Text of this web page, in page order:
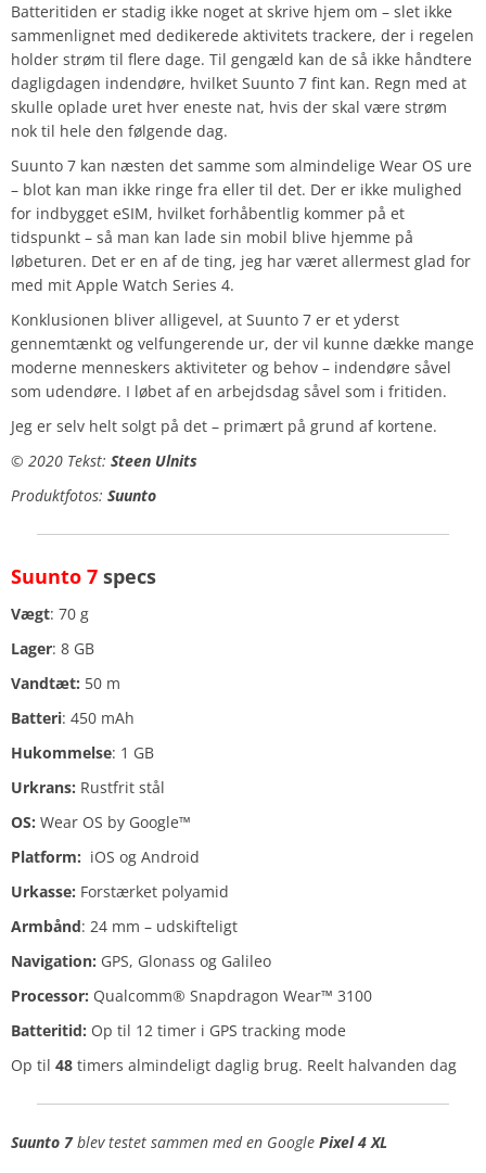
Batteritiden er stadig ikke noget at skrive hjem om – slet ikke
sammenlignet med dedikerede aktivitets trackere, der i regelen
holder strøm til flere dage. Til gengæld kan de så ikke håndtere
dagligdagen indendøre, hvilket Suunto 7 fint kan. Regn med at
skulle oplade uret hver eneste nat, hvis der skal være strøm
nok til hele den følgende dag.
Suunto 7 kan næsten det samme som almindelige Wear OS ure
– blot kan man ikke ringe fra eller til det. Der er ikke mulighed
for indbygget eSIM, hvilket forhåbentlig kommer på et
tidspunkt – så man kan lade sin mobil blive hjemme på
løbeturen. Det er en af de ting, jeg har været allermest glad for
med mit Apple Watch Series 4.
Konklusionen bliver alligevel, at Suunto 7 er et yderst
gennemtænkt og velfungerende ur, der vil kunne dække mange
moderne menneskers aktiviteter og behov – indendøre såvel
som udendøre. I løbet af en arbejdsdag såvel som i fritiden.
Jeg er selv helt solgt på det – primært på grund af kortene.
© 2020 Tekst: Steen Ulnits
Produktfotos: Suunto
Suunto 7 specs
Vægt: 70 g
Lager: 8 GB
Vandtæt: 50 m
Batteri: 450 mAh
Hukommelse: 1 GB
Urkrans: Rustfrit stål
OS: Wear OS​ by Google™
Platform: iOS og Android
Urkasse: Forstærket polyamid​
Armbånd: 24 mm – udskifteligt
Navigation: GPS, Glonass og Galileo
Processor: Qualcomm® Snapdragon Wear™ 3100
Batteritid: Op til 12 timer i GPS tracking mode
Op til 48 timers almindeligt daglig brug. Reelt halvanden dag
Suunto 7blev testet sammen meden Google Pixel 4 XL